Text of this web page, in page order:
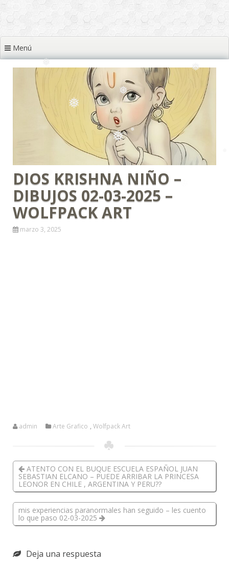
❅
❅
❅
❅
❅
❅
❅
❅
Menú
DIOS KRISHNA NIÑO –
DIBUJOS 02-03-2025 –
WOLFPACK ART
marzo 3, 2025
admin Arte Grafico , Wolfpack Art
ATENTO CON EL BUQUE ESCUELA ESPAÑOL JUAN
SEBASTIAN ELCANO – PUEDE ARRIBAR LA PRINCESA
LEONOR EN CHILE , ARGENTINA Y PERU??
mis experiencias paranormales han seguido – les cuento
lo que paso 02-03-2025
Deja una respuesta